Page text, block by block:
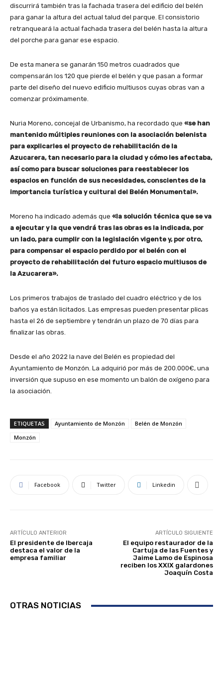
discurrirá también tras la fachada trasera del edificio del belén
para ganar la altura del actual talud del parque. El consistorio
retranqueará la actual fachada trasera del belén hasta la altura
del porche para ganar ese espacio.
De esta manera se ganarán 150 metros cuadrados que
compensarán los 120 que pierde el belén y que pasan a formar
parte del diseño del nuevo edificio multiusos cuyas obras van a
comenzar próximamente.
Nuria Moreno, concejal de Urbanismo, ha recordado que «se han
mantenido múltiples reuniones con la asociación belenista
para explicarles el proyecto de rehabilitación de la
Azucarera, tan necesario para la ciudad y cómo les afectaba,
así como para buscar soluciones para reestablecer los
espacios en función de sus necesidades, conscientes de la
importancia turística y cultural del Belén Monumental».
Moreno ha indicado además que «la solución técnica que se va
a ejecutar y la que vendrá tras las obras es la indicada, por
un lado, para cumplir con la legislación vigente y, por otro,
para compensar el espacio perdido por el belén con el
proyecto de rehabilitación del futuro espacio multiusos de
la Azucarera».
Los primeros trabajos de traslado del cuadro eléctrico y de los
baños ya están licitados. Las empresas pueden presentar plicas
hasta el 26 de septiembre y tendrán un plazo de 70 días para
finalizar las obras.
Desde el año 2022 la nave del Belén es propiedad del
Ayuntamiento de Monzón. La adquirió por más de 200.000€, una
inversión que supuso en ese momento un balón de oxígeno para
la asociación.
ETIQUETAS Ayuntamiento de Monzón
Belén de Monzón
Monzón
Facebook Twitter Linkedin
ARTÍCULO ANTERIOR
El presidente de Ibercaja
destaca el valor de la
empresa familiar
ARTÍCULO SIGUIENTE
El equipo restaurador de la
Cartuja de las Fuentes y
Jaime Lamo de Espinosa
reciben los XXIX galardones
Joaquín Costa
OTRAS NOTICIAS